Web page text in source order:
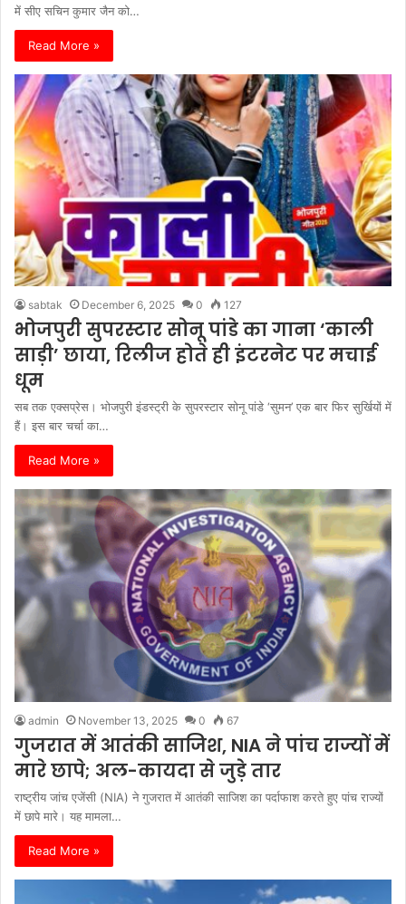
में सीए सचिन कुमार जैन को…
Read More »
sabtak December 6, 2025 0 127
भोजपुरी सुपरस्टार सोनू पांडे का गाना ‘काली
साड़ी’ छाया, रिलीज होते ही इंटरनेट पर मचाई
धूम
सब तक एक्सप्रेस। भोजपुरी इंडस्ट्री के सुपरस्टार सोनू पांडे ‘सुमन’ एक बार फिर सुर्खियों में
हैं। इस बार चर्चा का…
Read More »
admin November 13, 2025 0 67
गुजरात में आतंकी साजिश, NIA ने पांच राज्यों में
मारे छापे; अल-कायदा से जुड़े तार
राष्ट्रीय जांच एजेंसी (NIA) ने गुजरात में आतंकी साजिश का पर्दाफाश करते हुए पांच राज्यों
में छापे मारे। यह मामला…
Read More »